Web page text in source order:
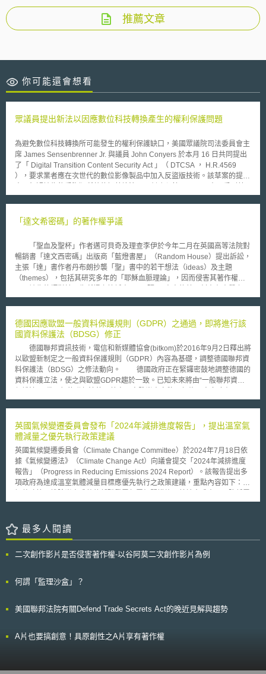
推薦文章
你可能還會想看
眾議員提出新法以因應數位科技轉換產生的權利保護問題
為避免數位科技轉換所可能發生的權利保護缺口，美國眾議院司法委員會主
席 James Sensenbrenner Jr. 與議員 John Conyers 於本月 16 日共同提出
了「 Digital Transition Content Security Act 」（ DTCSA ， H.R.4569
），要求業者應在次世代的數位影像製品中加入反盜版技術。該草案的提
作權法保護的數位內容，一旦由數位轉換為類比（ analog ）形式，再由類
權法的保障，眾議員 John Conyers 將之稱為「類比漏洞」（ analog hole
非業者能提出有效阻斷違法複製的策略，否則在一年緩衝期過後，業者凡有
製造或販售可將類比影像訊號轉換為數位訊號之設備，均將被宣布為違法。
可能因此受到影響者，包括了電腦調頻器（ PC-based tuner ）與數位錄影
機（ digital video recorder ）等。 全美電影協會（ MPAA ）對此新法
大表歡迎，主席 Dan Glickman 認為 DTCSA 的提出，不僅保護了權利人，
Commerce Department ）更大的權力以監視家電製造業者之下，草案無可
「達文希密碼」的著作權爭議
「聖血及聖杯」作者邁可貝奇及理查李伊於今年二月在英國高等法院對
暢銷書「達文西密碼」出版商「藍燈書屋」（Random House）提出訴訟，
主張「達」書作者丹布朗抄襲「聖」書中的若干想法（ideas）及主題
（themes），包括其研究多年的「耶穌血脈理論」，因而侵害其著作權。
備高度普遍化特質，無法成為著作權保護之客體。而原告律師亦強調，本案
要是證明「達」書作者大量依賴「聖」書內容而完成「達」書。原告希望取
得禁止令禁止「達」書使用「聖」書資料，此舉將迫使原訂今年5月中旬由
湯姆漢克主演之原著電影延後上映。 著作權法之核心精神是保護「表
達」，而非「想法」。對於同一題材之文學作品要區分何者屬表達，何者屬
想法，並非易事。本案的出現僅是再次印證理論與實務之差距，而本案之後
續發展亦值得繼續關注。
德國因應歐盟一般資料保護規則（GDPR）之通過，即將進行該
國資料保護法（BDSG）修正
德國聯邦資訊技術，電信和新媒體協會(bitkom)於2016年9月2日釋出將
以歐盟新制定之一般資料保護規則（GDPR）內容為基礎，調整德國聯邦資
料保護法（BDSG）之修法動向。 德國政府正在緊鑼密鼓地調整德國的
資料保護立法，使之與歐盟GDPR趨於一致。已知未來將由“一般聯邦資料
幾點： 首先，德國未來新法不僅參考GDPR、也試圖將該法與GDPR及
結。該指令係規範對主管機關就自然人為預防，調查，偵查等訴追刑事犯罪
或執行刑事處罰目的，處理個人資料時的保護以及對資訊自由流通指令。
其次，新法將遵循GDPR的結構，並利用一些除外規定，如：在資料處
理時企業應指派九人以上資料保護官（DPO）的義務。某些如通知當事人的
義務規定，亦有可能在存有更高的利益前提下，限縮其履行範圍。此意味某
些通知義務有可能得不適用，例如履行該義務需要過於龐大人力、資金支
出、耗費過多等因素。 第三，聯邦法律將保留一些規定，如上傳給信
（EDPB）中德國代表的地位（represe。由於EDPB將發布具有約束力的決
定，針對爭議內容的決定意見，德國內部顯然應該統一意見。蓋因迄今為止
的德國聯邦資料保護監察官（17個）經常提出不同的見解。此外，(2)還應
充足理由。前此，德國聯邦參議院（代表十六邦）2016年5月已要求聯邦政
議判決的討論，將來有可能提供德國資料保護監察官，挑戰隱私盾協議的可
英國氣候變遷委員會發布「2024年減排進度報告」，提出溫室氣
體減量之優先執行政策建議
英國氣候變遷委員會（Climate Change Committee）於2024年7月18日依
據《氣候變遷法》（Climate Change Act）向議會提交「2024年減排進度
報告」（Progress in Reducing Emissions 2024 Report）。該報告提出多
項政府為達成溫室氣體減量目標應優先執行之政策建議，重點內容如下： 1.
價。 2.針對上屆政府推遲化石燃料車輛銷售禁令、決定20%家戶毋須淘汰化
移除阻礙熱泵、電動車充電樁及陸域風電等關鍵技術部署的行政障礙。 4.提
出公部門建築去碳之完整多年期戰略計畫。 5.改善再生能源差價合約
速產業電氣化，促進多數產業轉向使用電熱技術。 7.加強植樹造林及泥炭地
商業模式，以實現2030年，每年移除至少500萬噸二氧化碳目標。 9.就全國
總體而論，英國的溫室氣體減量目標正面臨難以達成的重大風險，政府應迅
最多人閱讀
二次創作影片是否侵害著作權-以谷阿莫二次創作影片為例
何謂「監理沙盒」？
美國聯邦法院有關Defend Trade Secrets Act的晚近見解與趨勢
A片也要搞創意！具原創性之A片享有著作權